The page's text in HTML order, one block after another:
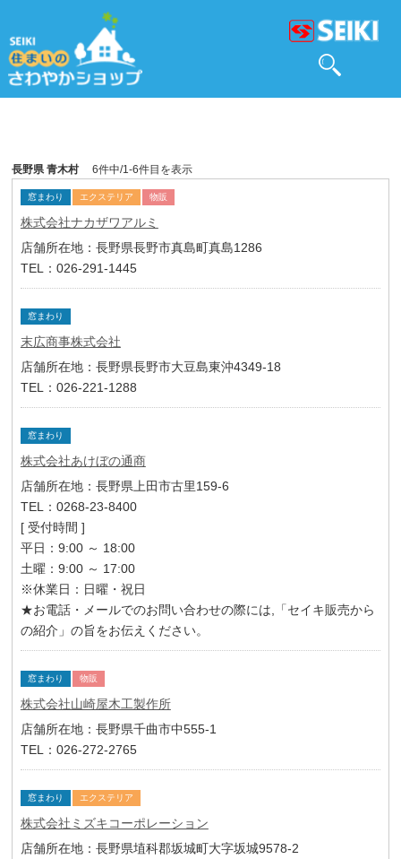
長野県 青木村6件中/1-6件目を表示
窓まわり エクステリア 物販
株式会社ナカザワアルミ
店舗所在地：長野県長野市真島町真島1286
TEL：026-291-1445
窓まわり
末広商事株式会社
店舗所在地：長野県長野市大豆島東沖4349-18
TEL：026-221-1288
窓まわり
株式会社あけぼの通商
店舗所在地：長野県上田市古里159-6
TEL：0268-23-8400
[ 受付時間 ]
平日：9:00 ～ 18:00
土曜：9:00 ～ 17:00
※休業日：日曜・祝日
★お電話・メールでのお問い合わせの際には,「セイキ販売から
の紹介」の旨をお伝えください。
窓まわり 物販
株式会社山崎屋木工製作所
店舗所在地：長野県千曲市中555-1
TEL：026-272-2765
窓まわり エクステリア
株式会社ミズキコーポレーション
店舗所在地：長野県埴科郡坂城町大字坂城9578-2